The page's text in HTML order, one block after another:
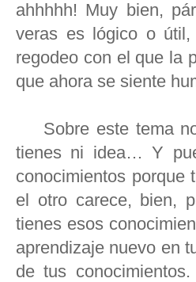
ahhhhh! Muy bien,
veras es lógico o
regodeo con el que la
que ahora se siente
Sobre este tema
tienes ni idea… Y
conocimientos porque
el otro carece, bien,
tienes esos
aprendizaje nuevo en
de tus